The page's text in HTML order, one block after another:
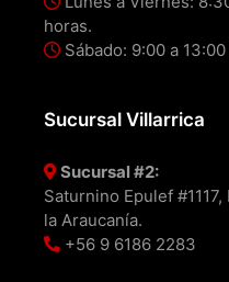
horas.
Sábado: 9:00 a
Sucursal Villarrica
Sucursal #2:
Saturnino Epulef
la Araucanía.
+56 9 6186 2283